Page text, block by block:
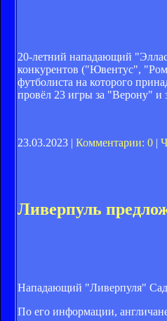
20-летний нападающий
конкурентов ("Ювентус",
футболиста на которого
провёл 23 игры за "Верону" и
23.03.2023 | Комментарии: 0 |
Ливерпуль
Нападающий "Ливерпуля"
По его информации,